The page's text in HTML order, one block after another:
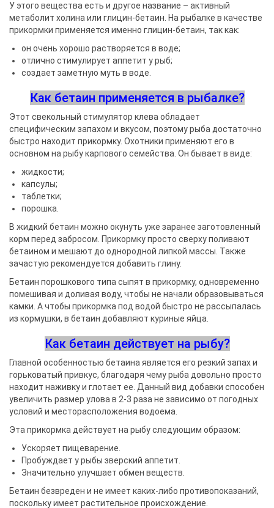
У этого вещества есть и другое название – активный
метаболит холина или глицин-бетаин. На рыбалке в качестве
прикормки применяется именно глицин-бетаин, так как:
он очень хорошо растворяется в воде;
отлично стимулирует аппетит у рыб;
создает заметную муть в воде.
Как бетаин применяется в рыбалке?
Этот свекольный стимулятор клева обладает
специфическим запахом и вкусом, поэтому рыба достаточно
быстро находит прикормку. Охотники применяют его в
основном на рыбу карпового семейства. Он бывает в виде:
жидкости;
капсулы;
таблетки;
порошка.
В жидкий бетаин можно окунуть уже заранее заготовленный
корм перед забросом. Прикормку просто сверху поливают
бетаином и мешают до однородной липкой массы. Также
зачастую рекомендуется добавить глину.
Бетаин порошкового типа сыпят в прикормку, одновременно
помешивая и доливая воду, чтобы не начали образовываться
камки. А чтобы прикормка под водой быстро не рассыпалась
из кормушки, в бетаин добавляют куриные яйца.
Как бетаин действует на рыбу?
Главной особенностью бетаина является его резкий запах и
горьковатый привкус, благодаря чему рыба довольно просто
находит наживку и глотает ее. Данный вид добавки способен
увеличить размер улова в 2-3 раза не зависимо от погодных
условий и месторасположения водоема.
Эта прикормка действует на рыбу следующим образом:
Ускоряет пищеварение.
Пробуждает у рыбы зверский аппетит.
Значительно улучшает обмен веществ.
Бетаин безвреден и не имеет каких-либо противопоказаний,
поскольку имеет растительное происхождение.